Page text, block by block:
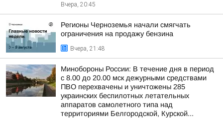
Вчера, 20:45
Регионы Черноземья начали смягчать
ограничения на продажу бензина
Вчера, 21:48
Минобороны России: В течение дня в период
с 8.00 до 20.00 мск дежурными средствами
ПВО перехвачены и уничтожены 285
украинских беспилотных летательных
аппаратов самолетного типа над
территориями Белгородской, Курской...